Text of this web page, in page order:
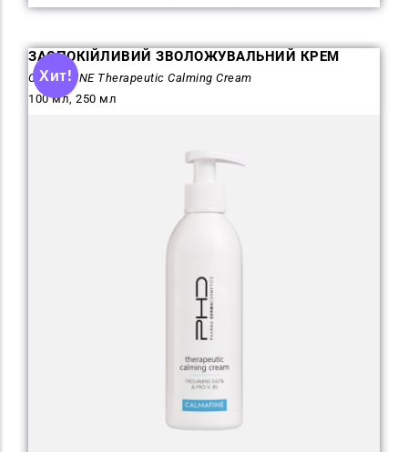
Хит!
ЗАСПОКІЙЛИВИЙ ЗВОЛОЖУВАЛЬНИЙ КРЕМ
CALMAFINE Therapeutic Calming Cream
100 мл, 250 мл